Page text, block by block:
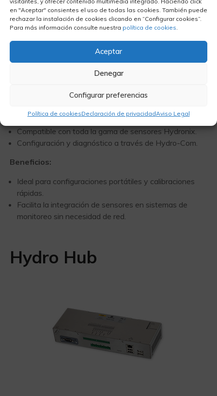
en "Aceptar" consientes el uso de todas las cookies. También puede
rechazar la instalación de cookies clicando en “Configurar cookies”.
Para más información consulte nuestra política de cookies
Aceptar
Denegar
Configurar preferencias
Política de cookiesDeclaración de privacidadAviso Legal
LaInterfaz Sensor USBproporciona una conexión
sensores de humedad Hydronix
cualquier ordenador o portátil. Este módulo permite la
configuración y calibración rápida de sensores como
Hydro-Probe, Hydro-Probe XT, Hydro-Mix y Hydro-
mediante el software Hydro-Com.
Características:
Conexión rápida y directa a través de USB.
Compatible con toda la gama de sensores Hydronix.
Configuración y diagnóstico a través de Hydro-Com.
Beneficios:
Ideal para configuraciones portátiles y calibraciones
rápidas.
Facilita la integración de sensores en sistemas de
monitoreo sin necesidad de red.
Hydro Hub